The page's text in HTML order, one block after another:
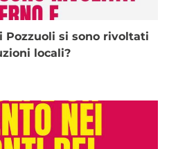
si sono rivoltati
locali?